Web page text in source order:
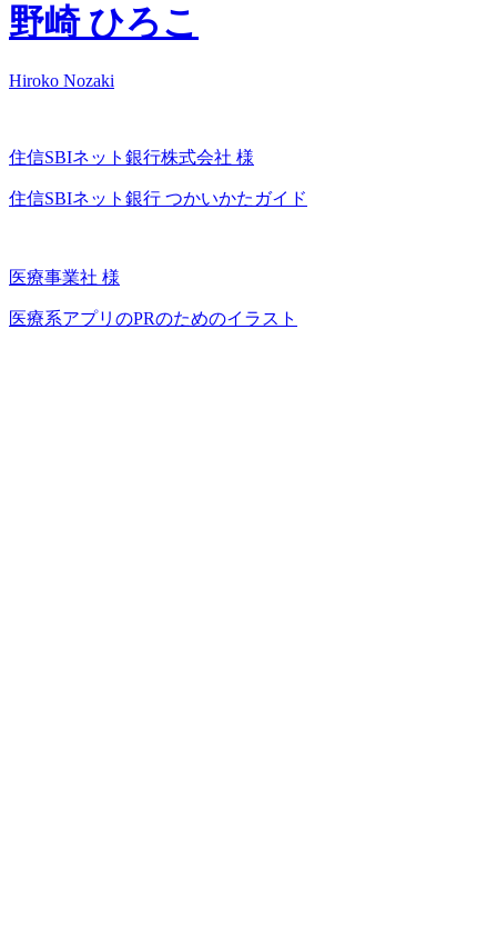
野崎 ひろこ
Hiroko Nozaki
住信SBIネット銀行株式会社 様
住信SBIネット銀行 つかいかたガイド
医療事業社 様
医療系アプリのPRのためのイラスト